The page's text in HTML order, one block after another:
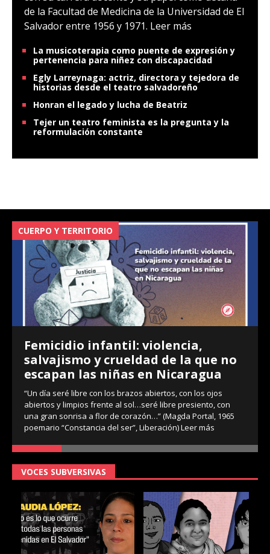
de la Facultad de Medicina de la Universidad de El
Salvador entre 1956 y 1971. Leer más
La musicoterapia como puente de expresión y
pertenencia para niñez con discapacidad
Egly Larreynaga: actriz, directora y tejedora de
historias desde el teatro salvadoreño
Honran el legado y lucha de Beatriz
Tejer un teatro feminista es la pregunta y la
reformulación constante
CUERPO Y TERRITORIO
Femicidio infantil: violencia,
salvajismo y crueldad de la que no
escapan las niñas en Nicaragua
“Un día seré libre con los brazos abiertos, con los ojos
abiertos y limpios frente al sol…seré libre presiento, con
una gran sonrisa a flor de corazón…” (Magda Portal, 1965
poemario “Constancia del ser”, Liberación)Leer más
VOCES SUBVERSIVAS